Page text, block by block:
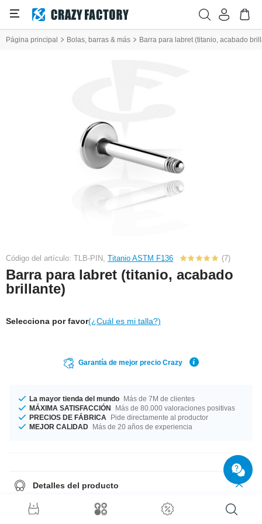
Página principal Bolas, barras & más Barra para labret (titanio, acabado
Código del artículo: TLB-PIN, Titanio ASTM F136 (7)
Barra para labret (titanio, acabado
brillante)
Selecciona por favor(¿Cuál es mi talla?)
Garantía de mejor precio Crazy
La mayor tienda del mundo Más de 7M de clientes
MÁXIMA SATISFACCIÓN
Más de 80.000 valoraciones positivas
PRECIOS DE FÁBRICA
Pide directamente al productor
MEJOR CALIDAD Más de 20 años de experiencia
Detalles del producto
Dos grosores disponibles para que elijas tu favorito: 1.2 mm y 1.6 mm.
Fabricado en diferentes longitudes desde 5 mm hasta 11 mm. Lo